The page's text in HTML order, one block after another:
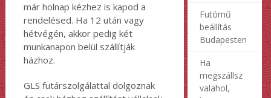
már holnap kézhez is kapod a
rendelésed. Ha 12 után vagy
hétvégén, akkor pedig két
munkanapon belül szállítják
házhoz.
GLS futárszolgálattal dolgoznak
Futómű
beállítás
Budapesten
Ha
megszállsz
valahol,